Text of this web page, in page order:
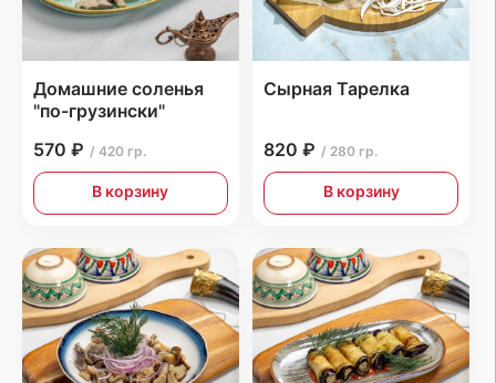
Домашние соленья
"по-грузински"
570 ₽ / 420 гр.
В корзину
Сырная Тарелка
820 ₽ / 280 гр.
В корзину